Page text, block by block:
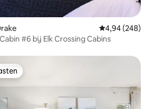
Gemiddelde
4,94 (248)
#6 bij Elk Crossing Cabins